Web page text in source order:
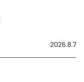
2026.8.7